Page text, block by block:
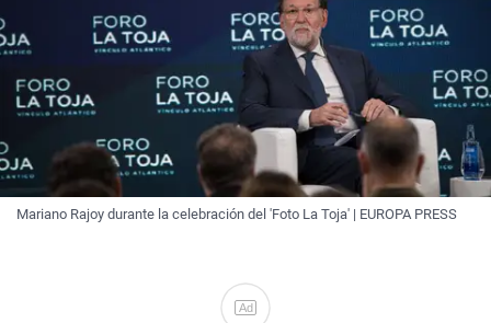
Mariano Rajoy durante la celebración del 'Foto La Toja' | EUROPA PRESS
Ad